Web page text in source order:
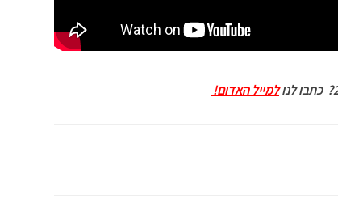
כתבו לנולמייל האדום!